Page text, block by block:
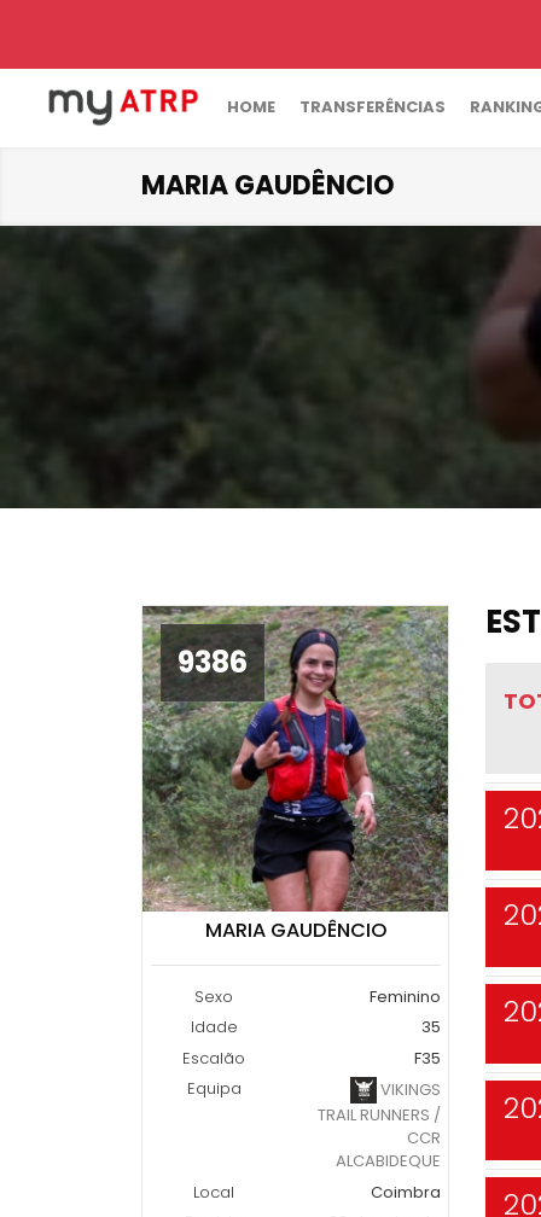
HOME TRANSFERÊNCIAS
MARIA GAUDÊNCIO
9386
MARIA GAUDÊNCIO
Sexo
Feminino
Idade
35
Escalão
F35
Equipa
VIKINGS
TRAIL RUNNERS /
CCR
ALCABIDEQUE
Local
Coimbra